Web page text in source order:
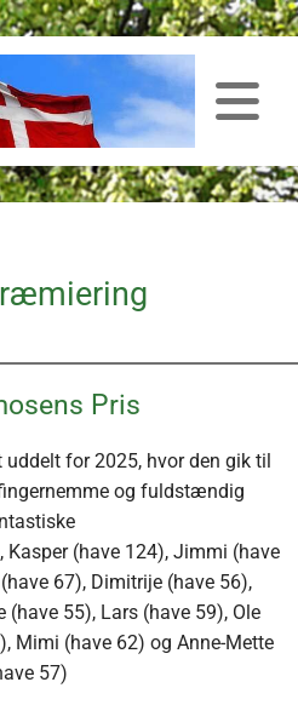
Pris
uddelt for 2025, hvor den gik til
og fuldstændig
Kasper (have 124), Jimmi (have
67), Dimitrije (have 56),
(have 55), Lars (have 59), Ole
Mimi (have 62) og Anne-Mette
57)